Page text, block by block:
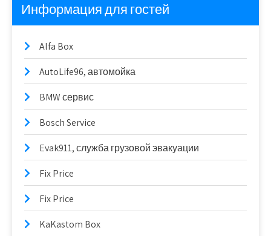
Информация для гостей
Alfa Box
AutoLife96, автомойка
BMW сервис
Bosch Service
Evak911, служба грузовой эвакуации
Fix Price
Fix Price
KaKastom Box